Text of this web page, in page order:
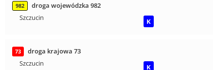
982
droga wojewódzka 982
Szczucin
K
73
droga krajowa 73
Szczucin
K